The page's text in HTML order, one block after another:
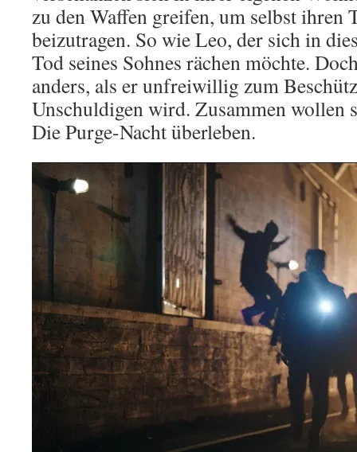
zu den Waffen greifen, um selbst ihren
beizutragen. So wie Leo, der sich in
Tod seines Sohnes rächen möchte.
anders, als er unfreiwillig zum
Unschuldigen wird. Zusammen wollen
Die Purge-Nacht überleben.